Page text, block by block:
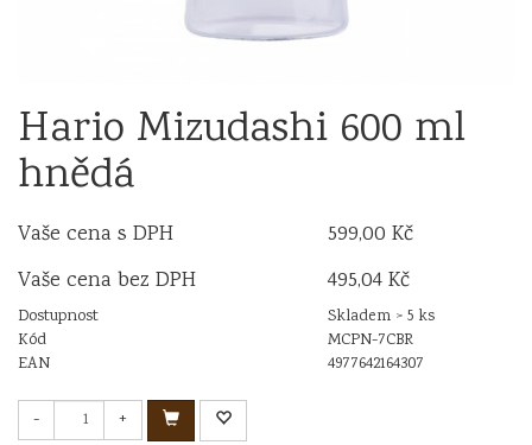
Hario Mizudashi 600 ml
hnědá
Vaše cena s DPH
599,00 Kč
Vaše cena bez DPH
495,04 Kč
Dostupnost
Skladem > 5 ks
Kód
MCPN-7CBR
EAN
4977642164307
- +